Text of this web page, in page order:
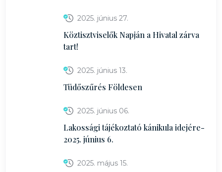
2025. június 27.
Köztisztviselők Napján a Hivatal zárva
tart!
2025. június 13.
Tüdőszűrés Földesen
2025. június 06.
Lakossági tájékoztató kánikula idejére-
2025. június 6.
2025. május 15.